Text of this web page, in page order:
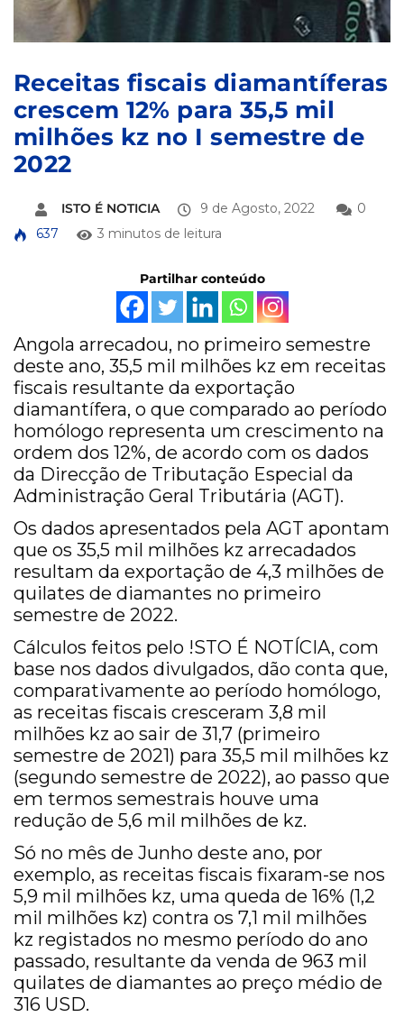
Receitas fiscais diamantíferas
crescem 12% para 35,5 mil
milhões kz no I semestre de
2022
ISTO É NOTICIA 9 de Agosto, 2022
0
637
3 minutos de leitura
Partilhar conteúdo
Angola arrecadou, no primeiro semestre
deste ano, 35,5 mil milhões kz em receitas
fiscais resultante da exportação
diamantífera, o que comparado ao período
homólogo representa um crescimento na
ordem dos 12%, de acordo com os dados
da Direcção de Tributação Especial da
Administração Geral Tributária (AGT).
Os dados apresentados pela AGT apontam
que os 35,5 mil milhões kz arrecadados
resultam da exportação de 4,3 milhões de
quilates de diamantes no primeiro
semestre de 2022.
Cálculos feitos pelo !STO É NOTÍCIA, com
base nos dados divulgados, dão conta que,
comparativamente ao período homólogo,
as receitas fiscais cresceram 3,8 mil
milhões kz ao sair de 31,7 (primeiro
semestre de 2021) para 35,5 mil milhões kz
(segundo semestre de 2022), ao passo que
em termos semestrais houve uma
redução de 5,6 mil milhões de kz.
Só no mês de Junho deste ano, por
exemplo, as receitas fiscais fixaram-se nos
5,9 mil milhões kz, uma queda de 16% (1,2
mil milhões kz) contra os 7,1 mil milhões
kz registados no mesmo período do ano
passado, resultante da venda de 963 mil
quilates de diamantes ao preço médio de
316 USD.